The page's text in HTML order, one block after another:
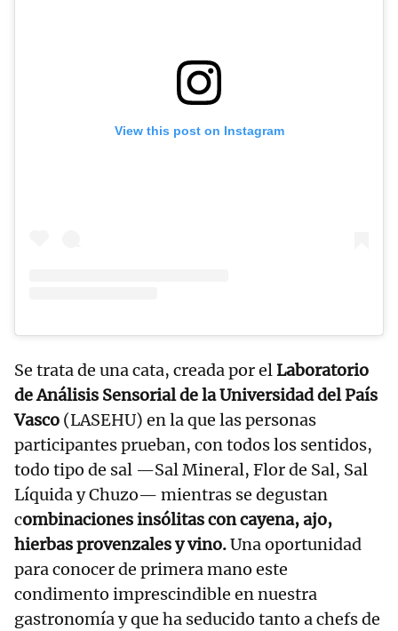
View this post on Instagram
Se trata de una cata, creada por elLaboratorio
de Análisis Sensorial de la Universidad del País
Vasco (LASEHU) en la que las personas
participantes prueban, con todos los sentidos,
todo tipo de sal —Sal Mineral, Flor de Sal, Sal
Líquida y Chuzo— mientras se degustan
combinaciones insólitas con cayena, ajo,
hierbas provenzales y vino.Una oportunidad
para conocer de primera mano este
condimento imprescindible en nuestra
gastronomía y que ha seducido tanto a chefs de